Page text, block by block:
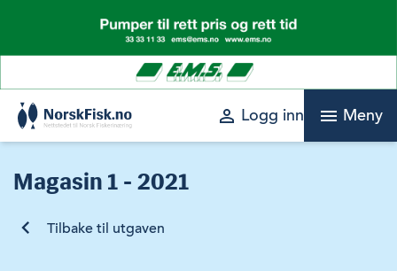
content
perm_identity Logg inn menu Meny
Magasin 1 - 2021
Tilbake til utgaven